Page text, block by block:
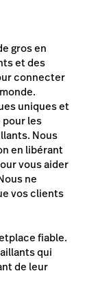
gros en
et des
connecter
uniques et
pour les
Nous
en libérant
vous aider
ne
vos clients
fiable.
qui
de leur